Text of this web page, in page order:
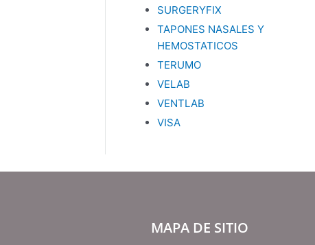
SURGERYFIX
TAPONES NASALES Y
HEMOSTATICOS
TERUMO
VELAB
VENTLAB
VISA
MAPA DE SITIO